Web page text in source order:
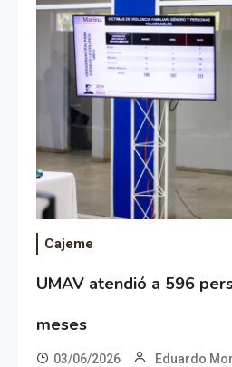
Cajeme
UMAV atendió a 596
meses
03/06/2026 Eduardo